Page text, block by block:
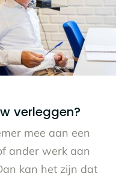
verleggen?
mee aan een
ander werk aan
kan het zijn dat